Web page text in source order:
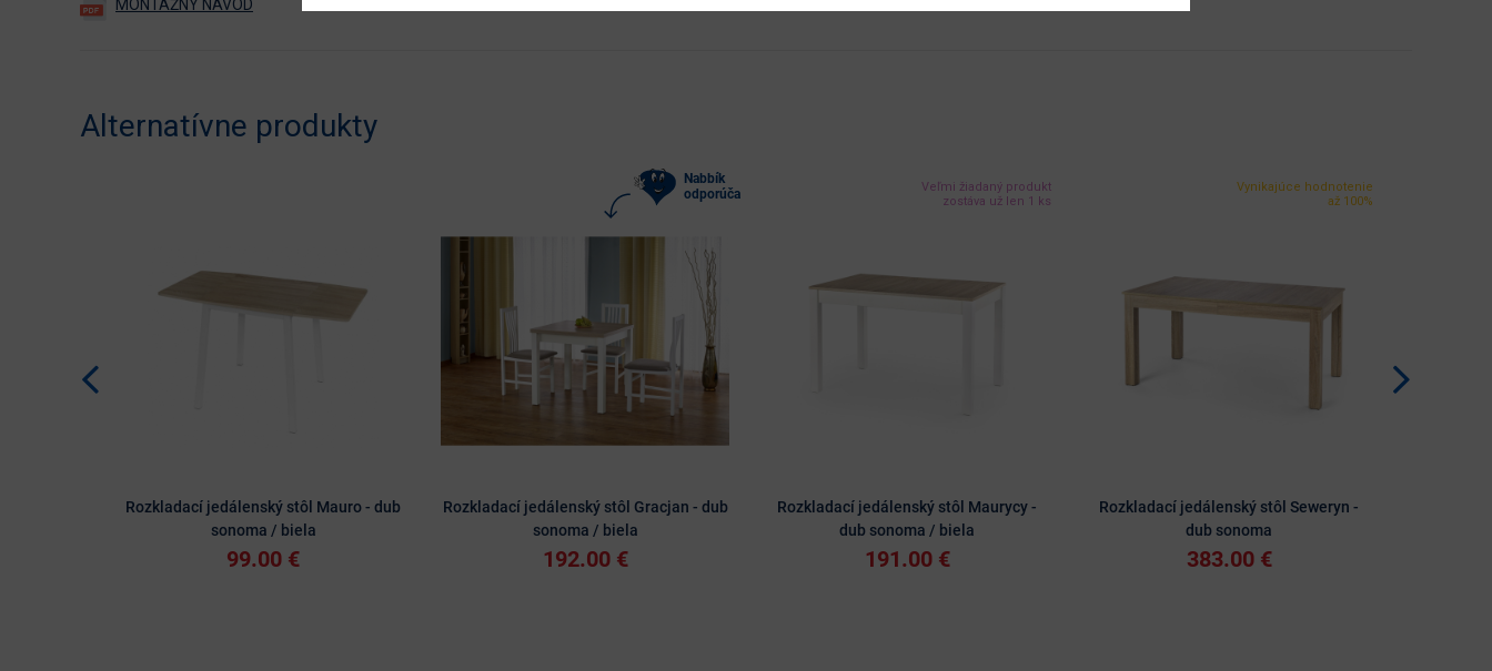
Alternatívne produkty
Rozkladací jedálenský stôl Mauro - dub
sonoma / biela
99.00 €
Nabbík
odporúča
Rozkladací jedálenský stôl Gracjan - dub
sonoma / biela
192.00 €
Veľmi žiadaný produkt
zostáva už len 1 ks
Rozkladací jedálenský stôl Maurycy -
dub sonoma / biela
191.00 €
Vynikajúce hodnotenie
až 100%
Rozkladací jedálenský stôl Seweryn -
dub sonoma
383.00 €